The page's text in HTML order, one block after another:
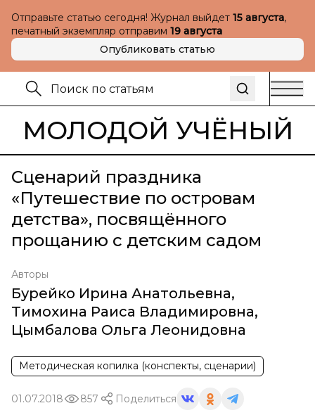
Отправьте статью сегодня! Журнал выйдет 15 августа,
печатный экземпляр отправим 19 августа
Опубликовать статью
МОЛОДОЙ УЧЁНЫЙ
Сценарий праздника
«Путешествие по островам
детства», посвящённого
прощанию с детским садом
Авторы
Бурейко Ирина Анатольевна,
Тимохина Раиса Владимировна,
Цымбалова Ольга Леонидовна
Методическая копилка (конспекты, сценарии)
01.07.2018 857 Поделиться